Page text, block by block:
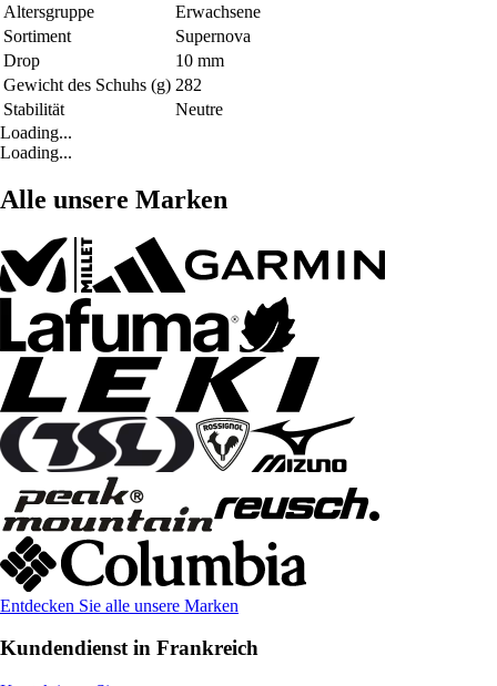
Altersgruppe
Erwachsene
Sortiment
Supernova
Drop
10 mm
Gewicht des Schuhs (g) 282
Stabilität
Neutre
Loading...
Loading...
Alle unsere Marken
Entdecken Sie alle unsere Marken
Kundendienst in Frankreich